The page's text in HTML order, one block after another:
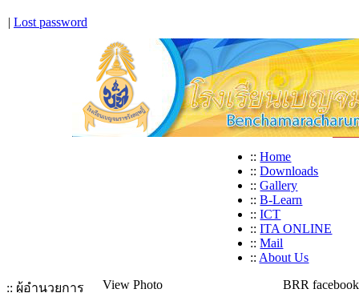
| Lost password
:: Home
:: Downloads
:: Gallery
:: B-Learn
:: ICT
:: ITA ONLINE
:: Mail
:: About Us
:: ผู้อำนวยการ
View Photo
BRR facebook